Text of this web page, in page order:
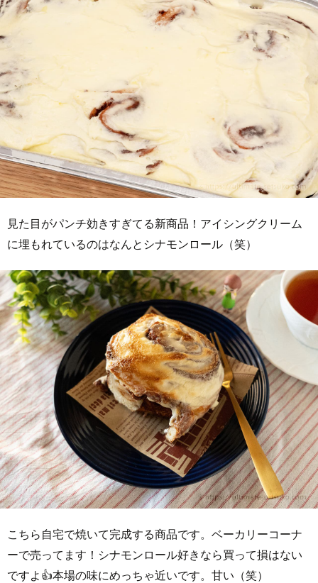
見た目がパンチ効きすぎてる新商品！アイシングクリーム
に埋もれているのはなんとシナモンロール（笑）
こちら自宅で焼いて完成する商品です。ベーカリーコーナ
ーで売ってます！シナモンロール好きなら買って損はない
ですよ👍本場の味にめっちゃ近いです。甘い（笑）